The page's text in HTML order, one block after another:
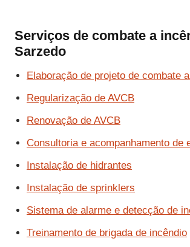
Serviços de combate a
Sarzedo
Elaboração de projeto de combate
Regularização de AVCB
Renovação de AVCB
Consultoria e acompanhamento de
Instalação de hidrantes
Instalação de sprinklers
Sistema de alarme e detecção de
Treinamento de brigada de incêndio